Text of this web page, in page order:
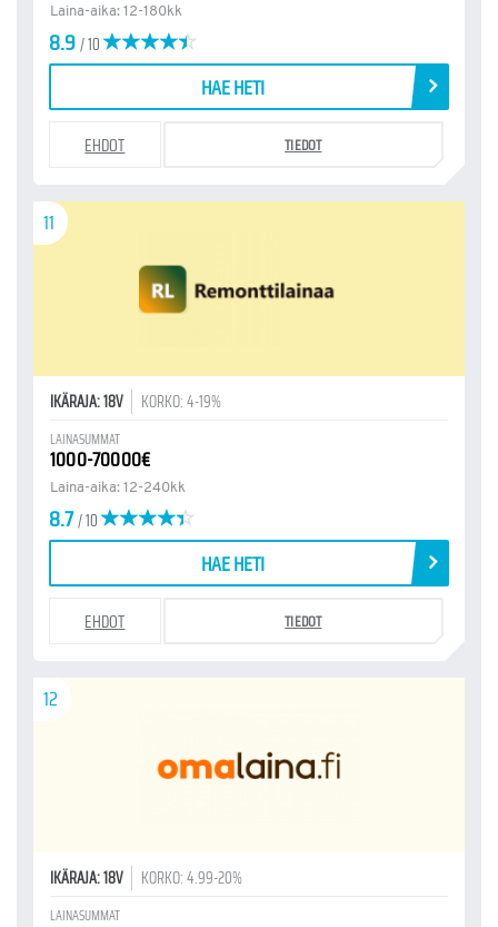
Laina-aika: 12-180kk
8.9/ 10
HAE HETI
EHDOT TIEDOT
11
IKÄRAJA: 18V KORKO: 4-19%
LAINASUMMAT
1000-70000€
Laina-aika: 12-240kk
8.7/ 10
HAE HETI
EHDOT TIEDOT
12
IKÄRAJA: 18V KORKO: 4.99-20%
LAINASUMMAT